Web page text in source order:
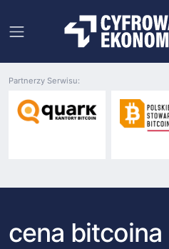
Partnerzy Serwisu:
cena bitcoina